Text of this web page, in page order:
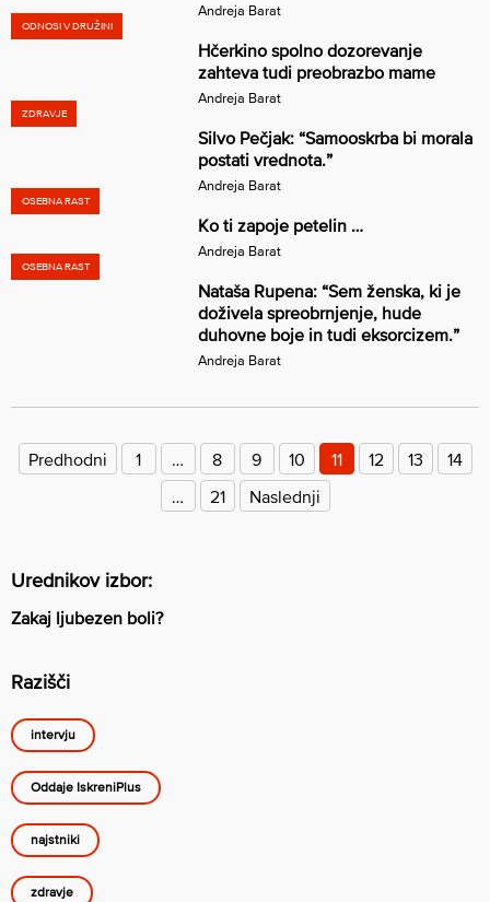
Andreja Barat
ODNOSI V DRUŽINI
Hčerkino spolno dozorevanje
zahteva tudi preobrazbo mame
Andreja Barat
ZDRAVJE
Silvo Pečjak: “Samooskrba bi morala
postati vrednota.”
Andreja Barat
OSEBNA RAST
Ko ti zapoje petelin …
Andreja Barat
OSEBNA RAST
Nataša Rupena: “Sem ženska, ki je
doživela spreobrnjenje, hude
duhovne boje in tudi eksorcizem.”
Andreja Barat
prispevkov
Predhodni 1 … 8 9 10 11 12 13
14
…
21 Naslednji
Urednikov izbor:
Zakaj ljubezen boli?
Razišči
intervju
Oddaje IskreniPlus
najstniki
zdravje